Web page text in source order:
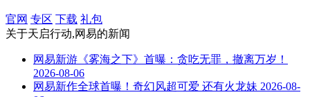
官网 专区 下载 礼包
关于天启行动,网易的新闻
网易新游《雾海之下》首曝：贪吃无罪，撤离万岁！
2026-08-06
网易新作全球首曝！奇幻风超可爱 还有火龙妹 2026-08-